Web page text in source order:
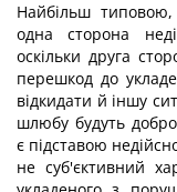
Найбільш
одна сторона
оскільки друга
перешкод до
відкидати й іншу
шлюбу будуть
є підставою
не суб'єктивний